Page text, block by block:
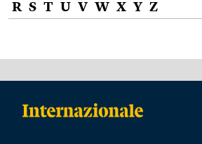
R S T U V W X Y Z